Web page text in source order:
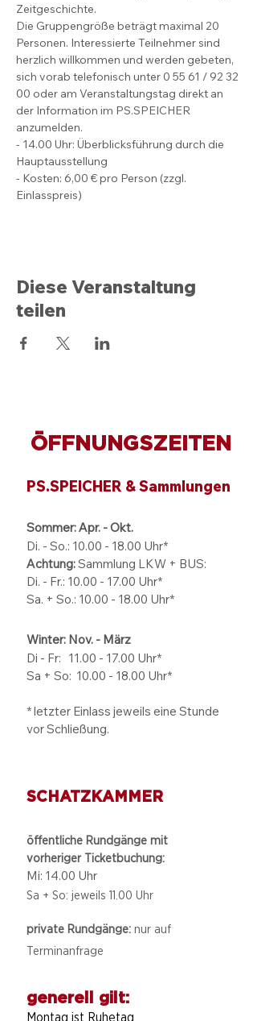
Zeitgeschichte.
Die Gruppengröße beträgt maximal 20
Personen. Interessierte Teilnehmer sind
herzlich willkommen und werden gebeten,
sich vorab telefonisch unter 0 55 61 / 92 32
00 oder am Veranstaltungstag direkt an
der Information im PS.SPEICHER
anzumelden.
- 14.00 Uhr: Überblicksführung durch die
Hauptausstellung
- Kosten: 6,00 € pro Person (zzgl.
Einlasspreis)
Diese Veranstaltung
teilen
ÖFFNUNGSZEITEN
PS.SPEICHER & Sammlungen
Sommer: Apr. - Okt.
Di. - So.: 10.00 - 18.00 Uhr*
Achtung:Sammlung LKW + BUS:
Di. - Fr.: 10.00 - 17.00 Uhr*
Sa. + So.: 10.00 - 18.00 Uhr*
Winter: Nov. - März
Di - Fr: 11.00 - 17.00 Uhr*
Sa + So: 10.00 - 18.00 Uhr*
* letzter Einlass jeweils eine Stunde
vor Schließung.
SCHATZKAMMER
öffentliche Rundgänge mit
vorheriger Ticketbuchung:
Mi: 14.00 Uhr
Sa + So: jeweils 11.00 Uhr
private Rundgänge: nur auf
Terminanfrage
generell gilt:
Montag ist Ruhetag